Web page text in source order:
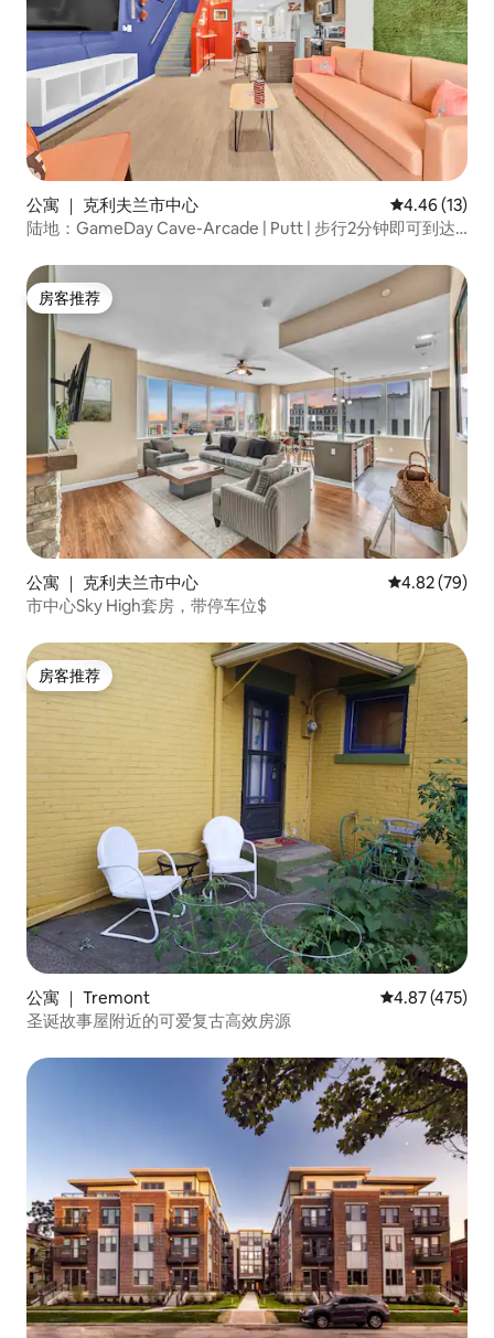
公寓 ｜ 克利夫兰市中心 平均评分
4.46 (13)
陆地：GameDay Cave-Arcade | Putt | 步行2分钟即可到达
房客推荐
房客推荐
公寓 ｜ 克利夫兰市中心 平均评分
4.82 (79)
市中心Sky High套房，带停车位$
房客推荐
房客推荐
公寓 ｜ Tremont 平均评分 4.87
4.87 (475)
圣诞故事屋附近的可爱复古高效房源